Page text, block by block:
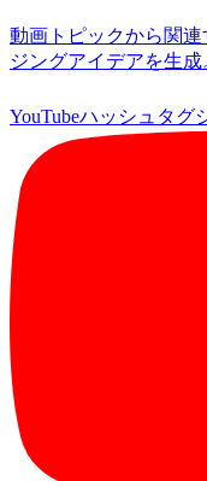
動画トピックから関連
ジングアイデアを生成
YouTubeハッシュタグ